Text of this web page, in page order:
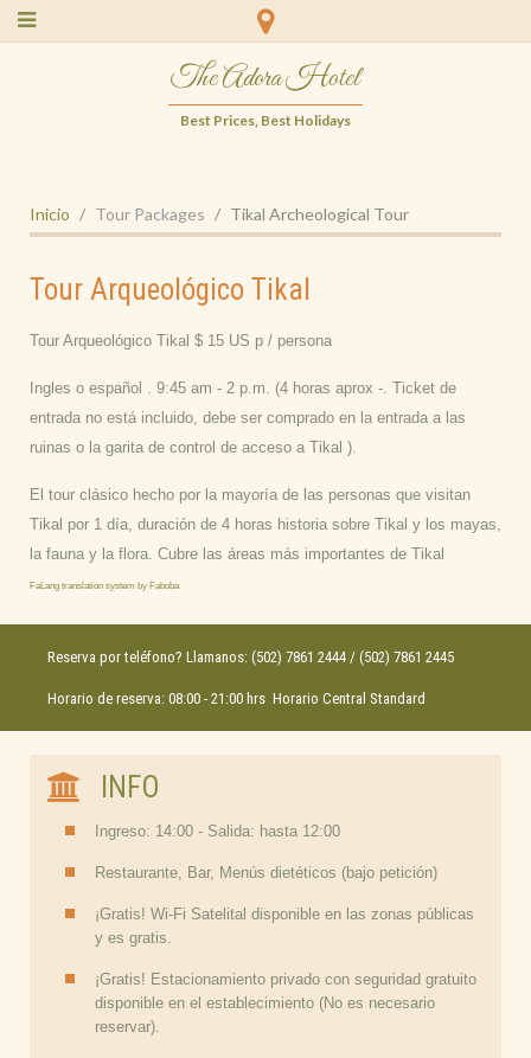
The Adora Hotel
Best Prices, Best Holidays
Inicio Tour Packages Tikal Archeological Tour
Tour Arqueológico Tikal
Tour Arqueológico Tikal $ 15 US p / persona
Ingles o español . 9:45 am - 2 p.m. (4 horas aprox -. Ticket de
entrada no está incluido, debe ser comprado en la entrada a las
ruinas o la garita de control de acceso a Tikal ).
El tour clásico hecho por la mayoría de las personas que visitan
Tikal por 1 día, duración de 4 horas historia sobre Tikal y los mayas,
la fauna y la flora. Cubre las áreas más importantes de Tikal
FaLang translation system by Faboba
Reserva por teléfono? Llamanos: (502) 7861 2444 / (502) 7861 2445
Horario de reserva: 08:00 - 21:00 hrs Horario Central Standard
INFO
Ingreso: 14:00 - Salida: hasta 12:00
Restaurante, Bar, Menús dietéticos (bajo petición)
¡Gratis! Wi-Fi Satelital disponible en las zonas públicas
y es gratis.
¡Gratis! Estacionamiento privado con seguridad gratuito
disponible en el establecimiento (No es necesario
reservar).